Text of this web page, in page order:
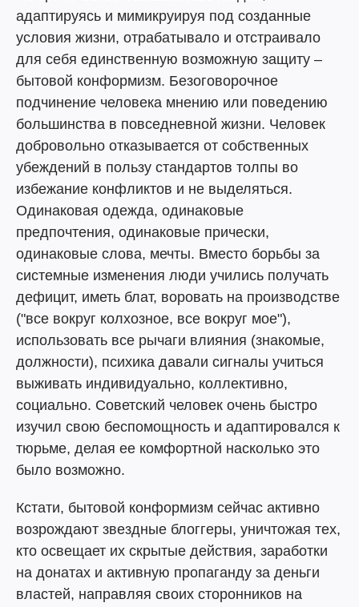
адаптируясь и мимикруируя под созданные
условия жизни, отрабатывало и отстраивало
для себя единственную возможную защиту –
бытовой конформизм. Безоговорочное
подчинение человека мнению или поведению
большинства в повседневной жизни. Человек
добровольно отказывается от собственных
убеждений в пользу стандартов толпы во
избежание конфликтов и не выделяться.
Одинаковая одежда, одинаковые
предпочтения, одинаковые прически,
одинаковые слова, мечты. Вместо борьбы за
системные изменения люди учились получать
дефицит, иметь блат, воровать на производстве
("все вокруг колхозное, все вокруг мое"),
использовать все рычаги влияния (знакомые,
должности), психика давали сигналы учиться
выживать индивидуально, коллективно,
социально. Советский человек очень быстро
изучил свою беспомощность и адаптировался к
тюрьме, делая ее комфортной насколько это
было возможно.
Кстати, бытовой конформизм сейчас активно
возрождают звездные блоггеры, уничтожая тех,
кто освещает их скрытые действия, заработки
на донатах и активную пропаганду за деньги
властей, направляя своих сторонников на